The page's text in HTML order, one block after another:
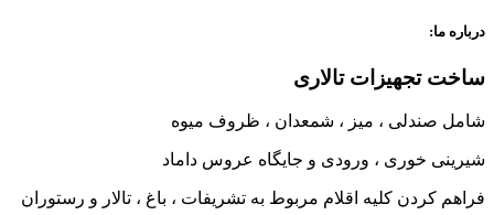
درباره ما:
ساخت تجهیزات تالاری
شامل صندلی ، میز ، شمعدان ، ظروف میوه
شیرینی خوری ، ورودی و جایگاه عروس داماد
فراهم کردن کلیه اقلام مربوط به تشریفات ، باغ ، تالار و رستوران